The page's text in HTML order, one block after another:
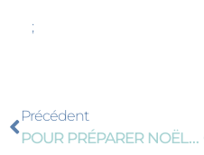
;
Précédent
POUR PRÉPARER NOËL, NOS LUTINS ONT FAIT DES MERVEILLES !